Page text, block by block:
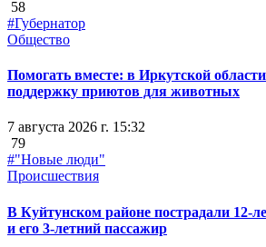
58
#Губернатор
Общество
Помогать вместе: в Иркутской
поддержку приютов для животных
7 августа 2026 г. 15:32
79
#"Новые люди"
Происшествия
В Куйтунском районе пострадали 12-
и его 3-летний пассажир